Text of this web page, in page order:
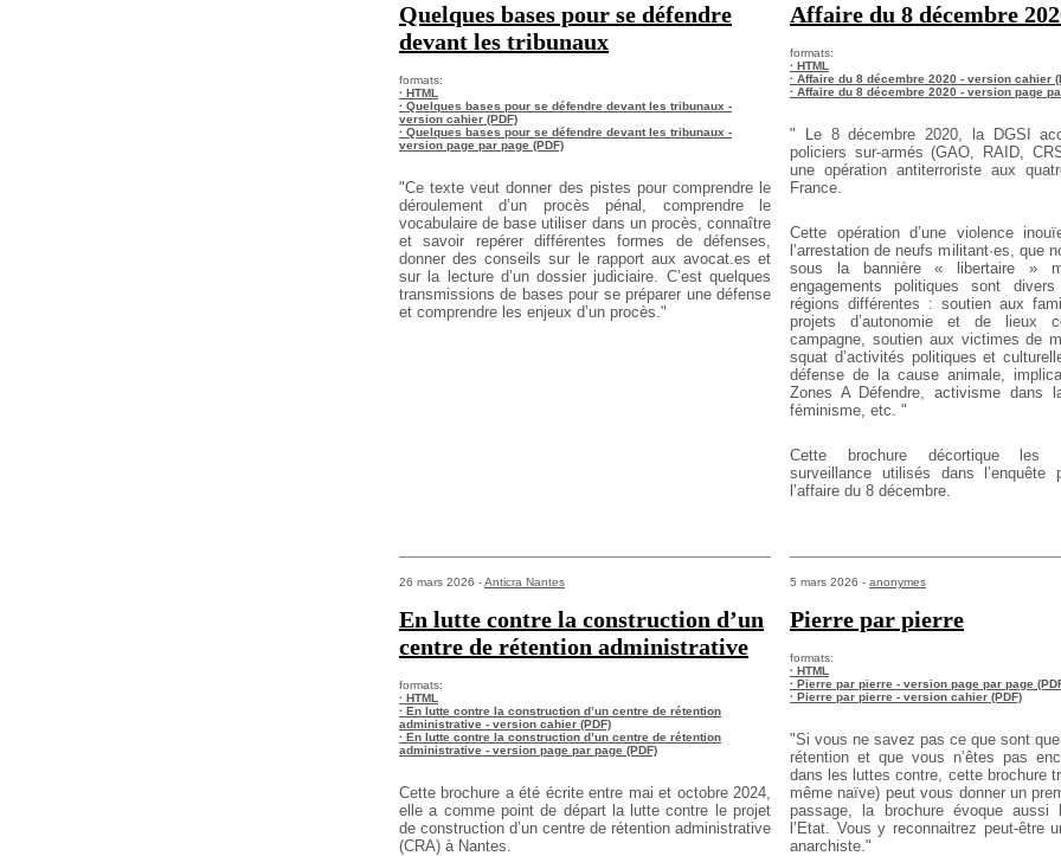
Quelques bases pour se défendre
devant les tribunaux
formats:
· HTML
· Quelques bases pour se défendre devant les tribunaux -
version cahier (PDF)
· Quelques bases pour se défendre devant les tribunaux -
version page par page (PDF)
"Ce texte veut donner des pistes pour comprendre le
déroulement d’un procès pénal, comprendre le
vocabulaire de base utiliser dans un procès, connaître
et savoir repérer différentes formes de défenses,
donner des conseils sur le rapport aux avocat.es et
sur la lecture d’un dossier judiciaire. C’est quelques
transmissions de bases pour se préparer une défense
et comprendre les enjeux d’un procès."
Affaire du 8 décembre
formats:
· HTML
· Affaire du 8 décembre 2020 - version cahier
· Affaire du 8 décembre 2020 - version page
" Le 8 décembre 2020, la DGSI
policiers sur-armés (GAO, RAID,
une opération antiterroriste aux
France.
Cette opération d’une violence
l’arrestation de neufs militant·es, que
sous la bannière « libertaire »
engagements politiques sont
régions différentes : soutien aux
projets d’autonomie et de lieux
campagne, soutien aux victimes de
squat d’activités politiques et
défense de la cause animale,
Zones A Défendre, activisme dans
féminisme, etc. "
Cette brochure décortique les
surveillance utilisés dans l’enquête
l’affaire du 8 décembre.
26 mars 2026 -Anticra Nantes
En lutte contre la construction d’un
centre de rétention administrative
formats:
· HTML
· En lutte contre la construction d’un centre de rétention
administrative - version cahier (PDF)
· En lutte contre la construction d’un centre de rétention
administrative - version page par page (PDF)
Cette brochure a été écrite entre mai et octobre 2024,
elle a commepoint de départ la lutte contre le projet
de construction d’un centre de rétention administrative
(CRA) à Nantes.
5 mars 2026 - anonymes
Pierre par pierre
formats:
· HTML
· Pierre par pierre - version page par page
· Pierre par pierre - version cahier (PDF)
"Si vous ne savez pas ce que sont
rétention et que vous n’êtes pas
dans les luttes contre, cette brochure
même naïve) peut vous donner un
passage, la brochure évoque aussi
l’Etat. Vous y reconnaitrez peut-être
anarchiste."